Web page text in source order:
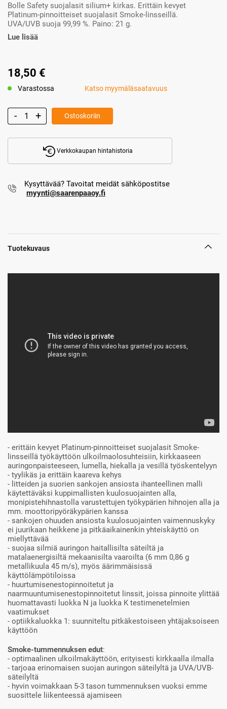
Bolle Safety suojalasit silium+ kirkas. Erittäin kevyet
Platinum-pinnoitteiset suojalasit Smoke-linsseillä.
UVA/UVB suoja 99,99 %. Paino: 21 g.
Lue lisää
18,50 €
Varastossa Katso myymäläsaatavuus
Ostoskoriin
Verkkokaupan hintahistoria
Kysyttävää? Tavoitat meidät sähköpostitse
myynti@saarenpaaoy.fi
Tuotekuvaus
- erittäin kevyet Platinum-pinnoitteiset suojalasit Smoke-
linsseillä työkäyttöön ulkoilmaolosuhteisiin, kirkkaaseen
auringonpaisteeseen, lumella, hiekalla ja vesillä työskentelyyn
- tyylikäs ja erittäin kaareva kehys
- litteiden ja suorien sankojen ansiosta ihanteellinen malli
käytettäväksi kuppimallisten kuulosuojainten alla,
monipistehihnastolla varustettujen työkypärien hihnojen alla ja
mm. moottoripyöräkypärien kanssa
- sankojen ohuuden ansiosta kuulosuojainten vaimennuskyky
ei juurikaan heikkene ja pitkäaikainenkin yhteiskäyttö on
miellyttävää
- suojaa silmiä auringon haitallisilta säteiltä ja
matalaenergisiltä mekaanisilta vaaroilta (6 mm 0,86 g
metallikuula 45 m/s), myös äärimmäisissä
käyttölämpötiloissa
- huurtumisenestopinnoitetut ja
naarmuuntumisenestopinnoitetut linssit, joissa pinnoite ylittää
huomattavasti luokka N ja luokka K testimenetelmien
vaatimukset
- optiikkaluokka 1: suunniteltu pitkäkestoiseen yhtäjaksoiseen
käyttöön
Smoke-tummennuksen edut:
- optimaalinen ulkoilmakäyttöön, erityisesti kirkkaalla ilmalla
- tarjoaa erinomaisen suojan auringon säteilyltä ja UVA/UVB-
säteilyltä
- hyvin voimakkaan 5-3 tason tummennuksen vuoksi emme
suosittele liikenteessä ajamiseen